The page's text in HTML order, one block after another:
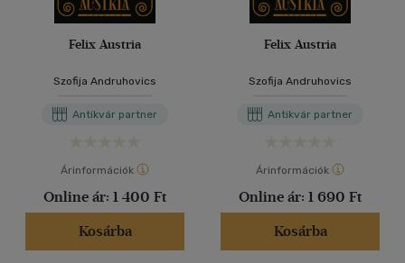
Felix Austria
Szofija Andruhovics
Antikvár partner
Árinformációk
Online ár: 1 400 Ft
Kosárba
Felix Austria
Szofija Andruhovics
Antikvár partner
Árinformációk
Online ár: 1 690 Ft
Kosárba